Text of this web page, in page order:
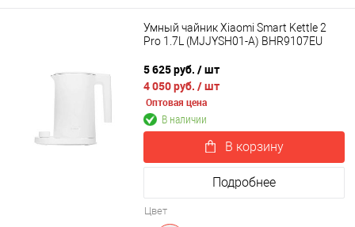
Умный чайник Xiaomi Smart Kettle 2
Pro 1.7L (MJJYSH01-A) BHR9107EU
5 625 руб. / шт
4 050 руб. / шт
Оптовая цена
В наличии
В корзину
Подробнее
Цвет